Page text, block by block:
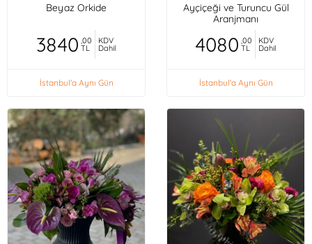
Beyaz Orkide
3840 ,00
TL
KDV
Dahil
İstanbul'a Aynı Gün
Ayçiçeği ve Turuncu Gül
Aranjmanı
4080 ,00
TL
KDV
Dahil
İstanbul'a Aynı Gün